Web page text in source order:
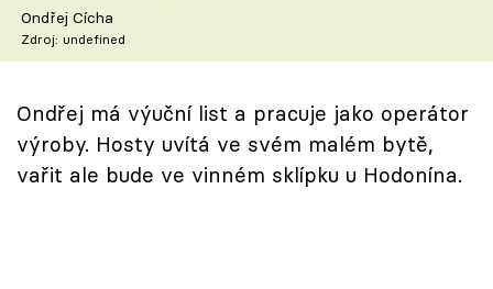
Recepty z TV
Speciál: Cuketa
Těhotnej kuchař
Ondřej Cícha
Zdroj: undefined
Ondřej má výuční list a pracuje jako operátor
výroby. Hosty uvítá ve svém malém bytě,
vařit ale bude ve vinném sklípku u Hodonína.